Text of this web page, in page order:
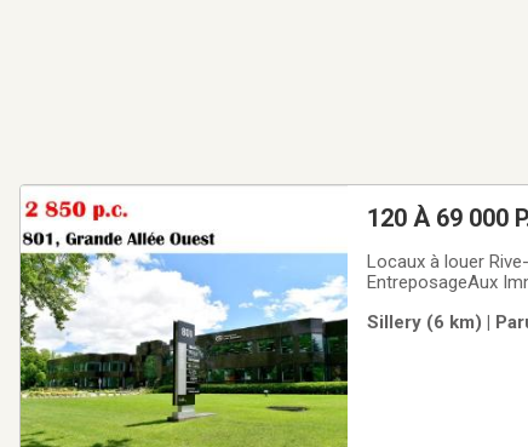
120 À 69
Locaux à louer
EntreposageAux
bâtiments de
Sillery (6 km) |